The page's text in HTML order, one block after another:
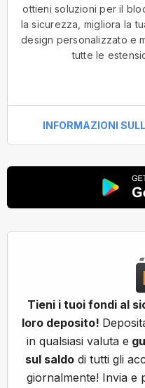
ottieni soluzioni per il
la sicurezza, migliora la
design personalizzato e
tutte le
INFORMAZIONI
Tieni i tuoi fondi al
loro deposito!
in qualsiasi valuta e
sul saldo di tutti gli
giornalmente! Invia e